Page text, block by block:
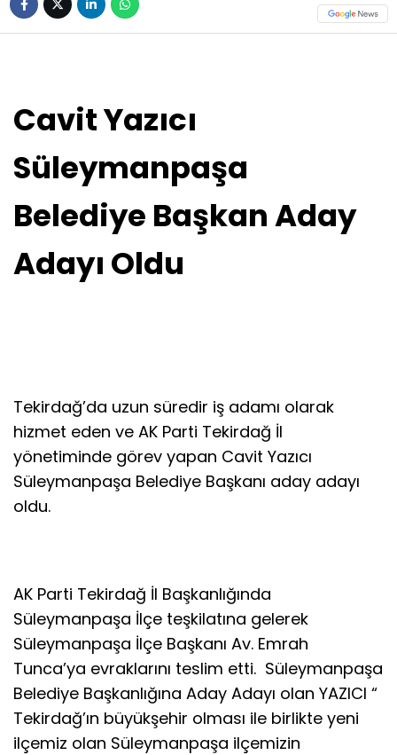
Cavit Yazıcı
Süleymanpaşa
Belediye Başkan Aday
Adayı Oldu
Tekirdağ’da uzun süredir iş adamı olarak
hizmet eden ve AK Parti Tekirdağ İl
yönetiminde görev yapan Cavit Yazıcı
Süleymanpaşa Belediye Başkanı aday adayı
oldu.
AK Parti Tekirdağ İl Başkanlığında
Süleymanpaşa İlçe teşkilatına gelerek
Süleymanpaşa İlçe Başkanı Av. Emrah
Tunca’ya evraklarını teslim etti. Süleymanpaşa
Belediye Başkanlığına Aday Adayı olan YAZICI “
Tekirdağ’ın büyükşehir olması ile birlikte yeni
ilçemiz olan Süleymanpaşa ilçemizin